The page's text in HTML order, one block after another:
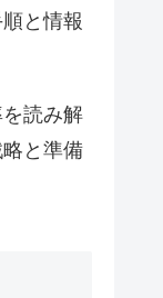
と情報
読み解
と準備